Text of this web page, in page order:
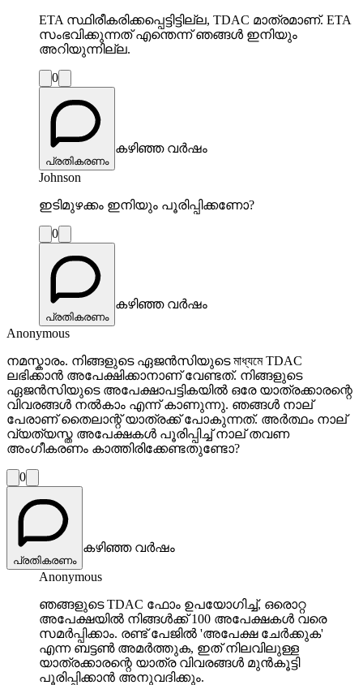
ETA സ്ഥിരീകരിക്കപ്പെട്ടിട്ടില്ല, TDAC മാത്രമാണ്. ETA
സംഭവിക്കുന്നത് എന്തെന്ന് ഞങ്ങൾ ഇനിയും
അറിയുന്നില്ല.
0
പ്രതികരണം
കഴിഞ്ഞ വർഷം
Johnson
ഇടിമുഴക്കം ഇനിയും പൂരിപ്പിക്കണോ?
0
പ്രതികരണം
കഴിഞ്ഞ വർഷം
Anonymous
നമസ്കാരം. നിങ്ങളുടെ ഏജൻസിയുടെ মাধ্যমে TDAC
ലഭിക്കാൻ അപേക്ഷിക്കാനാണ് വേണ്ടത്. നിങ്ങളുടെ
ഏജൻസിയുടെ അപേക്ഷാപട്ടികയിൽ ഒരേ യാത്രക്കാരന്റെ
വിവരങ്ങൾ നൽകാം എന്ന് കാണുന്നു. ഞങ്ങൾ നാല്
പേരാണ് തൈലാന്റ് യാത്രക്ക് പോകുന്നത്. അർത്ഥം നാല്
വ്യത്യസ്ത അപേക്ഷകൾ പൂരിപ്പിച്ച് നാല് തവണ
അംഗീകരണം കാത്തിരിക്കേണ്ടതുണ്ടോ?
0
പ്രതികരണം
കഴിഞ്ഞ വർഷം
Anonymous
ഞങ്ങളുടെ TDAC ഫോം ഉപയോഗിച്ച്, ഒരൊറ്റ
അപേക്ഷയിൽ നിങ്ങൾക്ക് 100 അപേക്ഷകൾ വരെ
സമർപ്പിക്കാം. രണ്ട് പേജിൽ 'അപേക്ഷ ചേർക്കുക'
എന്ന ബട്ടൺ അമർത്തുക, ഇത് നിലവിലുള്ള
യാത്രക്കാരന്റെ യാത്ര വിവരങ്ങൾ മുൻകൂട്ടി
പൂരിപ്പിക്കാൻ അനുവദിക്കും.